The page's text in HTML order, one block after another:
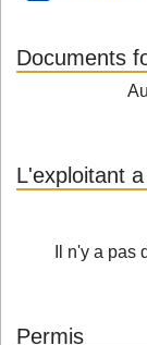
Documents
L'exploitant
Il n'y a
Permis